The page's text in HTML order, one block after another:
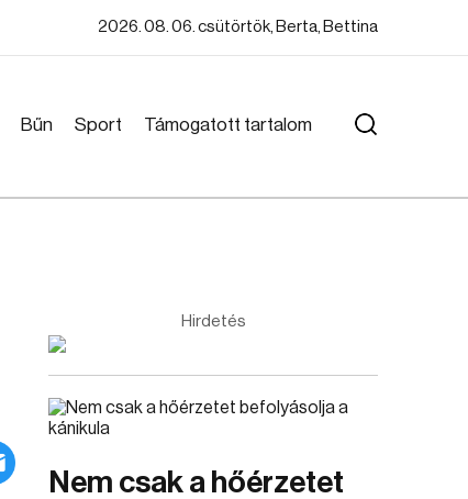
2026. 08. 06. csütörtök, Berta, Bettina
Bűn Sport Támogatott tartalom
Hirdetés
Nem csak a hőérzetet